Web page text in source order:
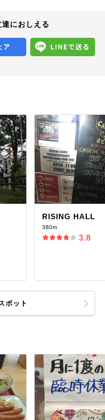
におしえる
RISING HALL
380m
3.8
ポット